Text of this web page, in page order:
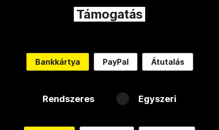
Támogatás
Bankkártya PayPal Átutalás
Rendszeres Egyszeri